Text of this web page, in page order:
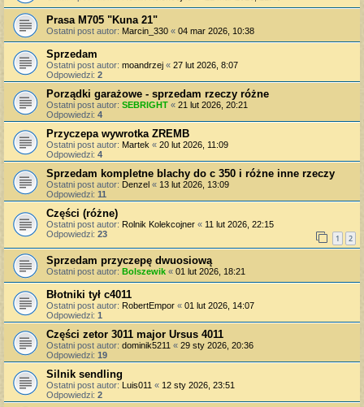
Prasa M705 "Kuna 21"
Ostatni post autor: Marcin_330 « 04 mar 2026, 10:38
Sprzedam
Ostatni post autor: moandrzej « 27 lut 2026, 8:07
Odpowiedzi: 2
Porządki garażowe - sprzedam rzeczy różne
Ostatni post autor: SEBRIGHT « 21 lut 2026, 20:21
Odpowiedzi: 4
Przyczepa wywrotka ZREMB
Ostatni post autor: Martek « 20 lut 2026, 11:09
Odpowiedzi: 4
Sprzedam kompletne blachy do c 350 i różne inne rzeczy
Ostatni post autor: Denzel « 13 lut 2026, 13:09
Odpowiedzi: 11
Części (różne)
Ostatni post autor: Rolnik Kolekcojner « 11 lut 2026, 22:15
Odpowiedzi: 23 1 2
Sprzedam przyczepę dwuosiową
Ostatni post autor: Bolszewik « 01 lut 2026, 18:21
Błotniki tył c4011
Ostatni post autor: RobertEmpor « 01 lut 2026, 14:07
Odpowiedzi: 1
Części zetor 3011 major Ursus 4011
Ostatni post autor: dominik5211 « 29 sty 2026, 20:36
Odpowiedzi: 19
Silnik sendling
Ostatni post autor: Luis011 « 12 sty 2026, 23:51
Odpowiedzi: 2